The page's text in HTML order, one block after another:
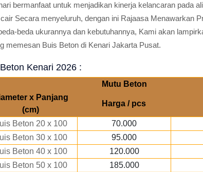
bermanfaat untuk menjadikan kinerja kelancaran pada
Secara menyeluruh, dengan ini Rajaasa Menawarkan
beda ukurannya dan kebutuhannya, Kami akan
memesan Buis Beton di Kenari Jakarta Pusat.
Kenari 2026 :
Mutu Beton
x Panjang
(cm)
Harga / pcs
Beton 20 x 100 70.000
Beton 30 x 100
95.000
Beton 40 x 100
120.000
Beton 50 x 100
185.000